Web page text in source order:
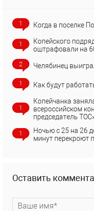
1 Когда в поселке
1
Копейского
оштрафовали на
2 Челябинец
1 Как будут
1
Копейчанка
всероссийском
председатель
1
Ночью с 25 на 26
минут перекроют
Оставить